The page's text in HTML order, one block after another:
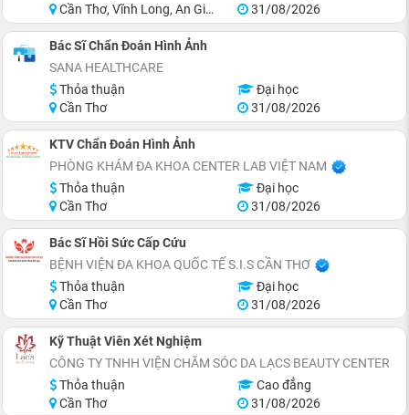
Cần Thơ, Vĩnh Long, An Giang, Hậu Giang
31/08/2026
Bác Sĩ Chẩn Đoán Hình Ảnh
SANA HEALTHCARE
Thỏa thuận
Đại học
Cần Thơ
31/08/2026
KTV Chẩn Đoán Hình Ảnh
PHÒNG KHÁM ĐA KHOA CENTER LAB VIỆT NAM
Thỏa thuận
Đại học
Cần Thơ
31/08/2026
Bác Sĩ Hồi Sức Cấp Cứu
BỆNH VIỆN ĐA KHOA QUỐC TẾ S.I.S CẦN THƠ
Thỏa thuận
Đại học
Cần Thơ
31/08/2026
Kỹ Thuật Viên Xét Nghiệm
CÔNG TY TNHH VIỆN CHĂM SÓC DA LẠCS BEAUTY CENTER
Thỏa thuận
Cao đẳng
Cần Thơ
31/08/2026